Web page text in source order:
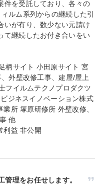
件を受託しており、各々の
ルム系列からの継続した引
いが有り、数少ない元請け
て継続したお付き合いをい
柄サイト 小田原サイト 宮
外壁改修工事、建屋/屋上
フイルムテクノプロダクツ
ジネスイノベーション株式
所 塚原研修所 外壁改修、
他
利益 非公開
理をお任せします。